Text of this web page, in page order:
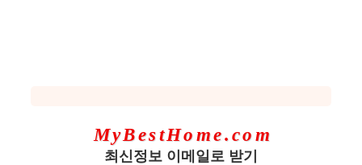
MyBestHome.com
최신정보 이메일로 받기